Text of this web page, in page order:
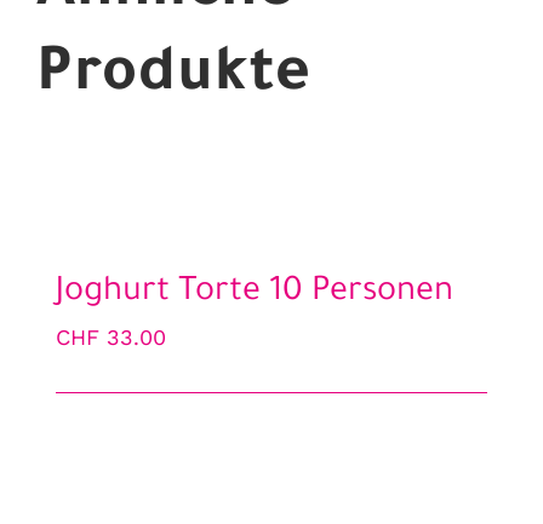
Produkte
Joghurt Torte 10 Personen
CHF 33.00